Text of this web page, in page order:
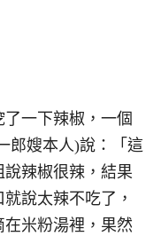
一下辣椒，一個
郎嫂本人)說：「這
辣椒很辣，結果
說太辣不吃了，
米粉湯裡，果然